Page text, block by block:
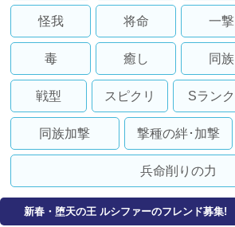
怪我 将命 一撃
毒 癒し 同族
戦型 スピクリ Sランク
同族加撃 撃種の絆･加撃
兵命削りの力
新春・堕天の王 ルシファーのフレンド募集!